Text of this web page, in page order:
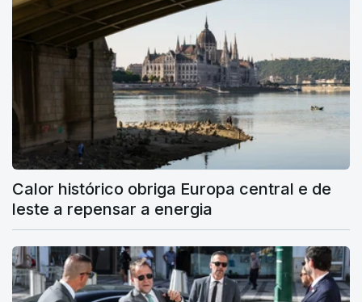
Calor histórico obriga Europa central e de
leste a repensar a energia